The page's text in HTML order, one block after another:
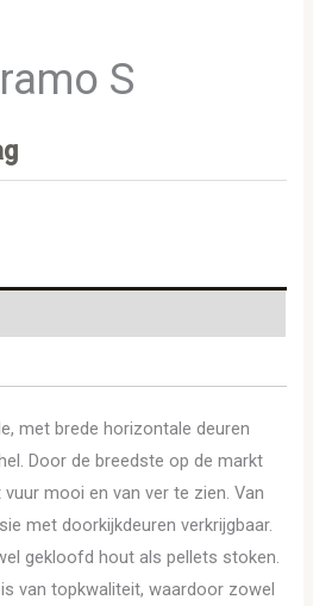
S
met brede horizontale deuren
Door de breedste op de markt
mooi en van ver te zien. Van
met doorkijkdeuren verkrijgbaar.
gekloofd hout als pellets stoken.
van topkwaliteit, waardoor zowel